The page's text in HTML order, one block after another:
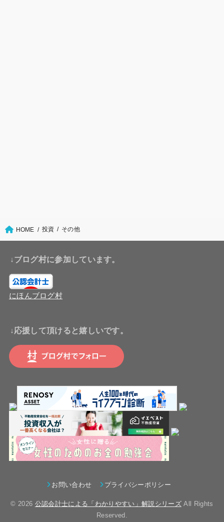
HOME 投資 その他
↓ブログ村に参加しています。
にほんブログ村
↓応援して頂けると嬉しいです。
お問い合わせ プライバシーポリシー
© 2026 公認会計士による「わかりやすい」解説シリーズAll Rights
Reserved.